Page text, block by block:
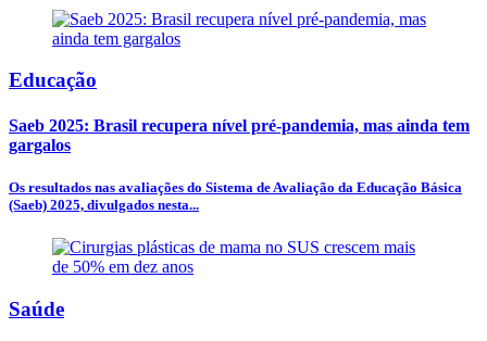
Educação
Saeb 2025: Brasil recupera nível pré-pandemia, mas ainda tem
gargalos
Os resultados nas avaliações do Sistema de Avaliação da Educação Básica
(Saeb) 2025, divulgados nesta...
Saúde